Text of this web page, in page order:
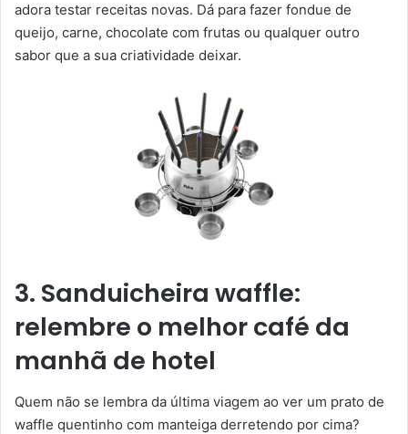
adora testar receitas novas. Dá para fazer fondue de
queijo, carne, chocolate com frutas ou qualquer outro
sabor que a sua criatividade deixar.
3. Sanduicheira waffle:
relembre o melhor café da
manhã de hotel
Quem não se lembra da última viagem ao ver um prato de
waffle quentinho com manteiga derretendo por cima?